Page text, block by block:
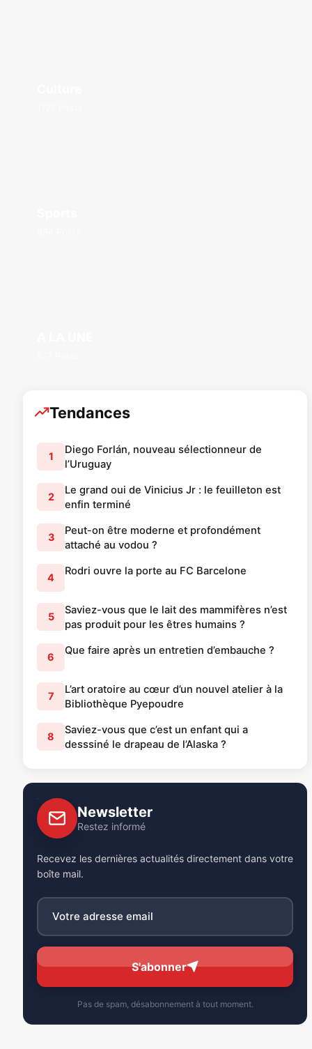
Tendances
1
Diego Forlán, nouveau sélectionneur de
l’Uruguay
2
Le grand oui de Vinicius Jr : le feuilleton est
enfin terminé
3
Peut-on être moderne et profondément
attaché au vodou ?
4
Rodri ouvre la porte au FC Barcelone
5
Saviez-vous que le lait des mammifères n’est
pas produit pour les êtres humains ?
6
Que faire après un entretien d’embauche ?
7
L’art oratoire au cœur d’un nouvel atelier à la
Bibliothèque Pyepoudre
8
Saviez-vous que c’est un enfant qui a
desssiné le drapeau de l’Alaska ?
Newsletter
Restez informé
Recevez les dernières actualités directement dans votre
boîte mail.
S'abonner
Pas de spam, désabonnement à tout moment.